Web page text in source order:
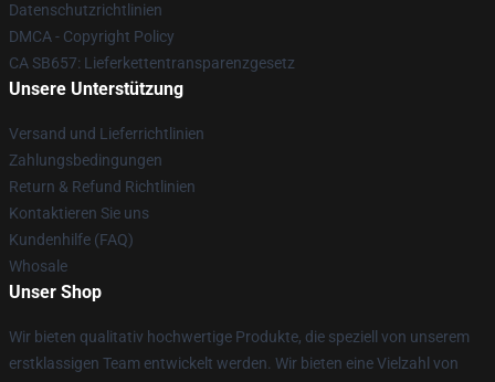
Datenschutzrichtlinien
DMCA - Copyright Policy
CA SB657: Lieferkettentransparenzgesetz
Unsere Unterstützung
Versand und Lieferrichtlinien
Zahlungsbedingungen
Return & Refund Richtlinien
Kontaktieren Sie uns
Kundenhilfe (FAQ)
Whosale
Unser Shop
Wir bieten qualitativ hochwertige Produkte, die speziell von unserem
erstklassigen Team entwickelt werden. Wir bieten eine Vielzahl von